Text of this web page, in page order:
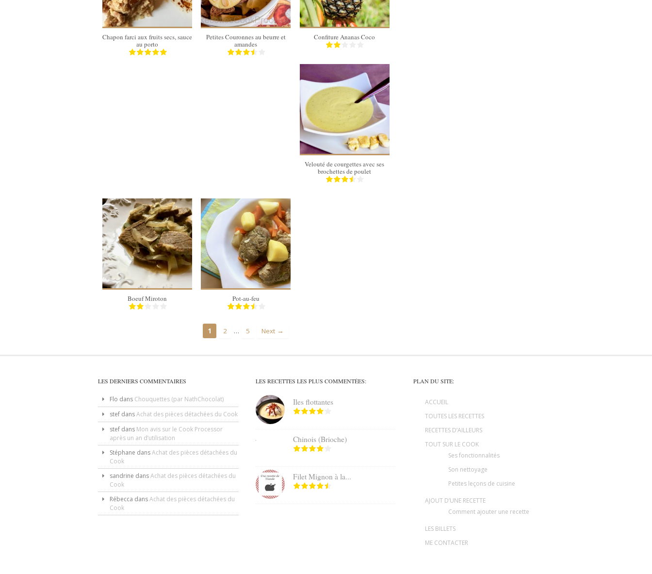
Chapon farci aux fruits secs, sauce
au porto
Petites Couronnes au beurre et
amandes
20 Min
Confiture Ananas Coco
4 personnes
30 Min
Velouté de courgettes avec ses
brochettes de poulet
4 personnes
40 Min
Boeuf Miroton
4 personnes
150 Min
Pot-au-feu
1 2 … 5 Next →
LES DERNIERS COMMENTAIRES
Flo dans Chouquettes (par NathChocolat)
stef dansAchat des pièces détachées du Cook
stef dans Mon avis sur le Cook Processor
après un an d’utilisation
Stéphane dansAchat des pièces détachées du
Cook
sandrine dansAchat des pièces détachées du
Cook
Rébecca dansAchat des pièces détachées du
Cook
LES RECETTES LES PLUS COMMENTÉES:
Iles flottantes
Chinois (Brioche)
Filet Mignon à la...
PLAN DU SITE:
ACCUEIL
TOUTES LES RECETTES
RECETTES D’AILLEURS
TOUT SUR LE COOK
Ses fonctionnalités
Son nettoyage
Petites leçons de cuisine
AJOUT D’UNE RECETTE
Comment ajouter une recette
LES BILLETS
ME CONTACTER